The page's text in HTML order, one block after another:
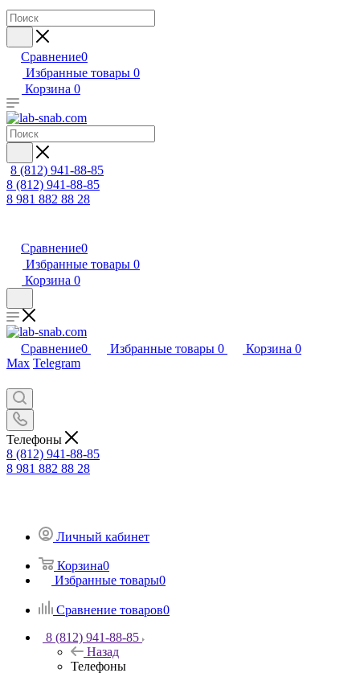
Сравнение0
Избранные товары 0
Корзина 0
8 (812) 941-88-85
8 (812) 941-88-85
8 981 882 88 28
Сравнение0
Избранные товары 0
Корзина 0
Сравнение0 Избранные товары 0 Корзина 0
Max Telegram
Телефоны
8 (812) 941-88-85
8 981 882 88 28
Личный кабинет
Корзина0
Избранные товары0
Сравнение товаров0
8 (812) 941-88-85
Назад
Телефоны